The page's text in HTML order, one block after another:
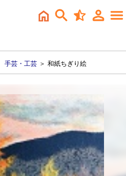
手芸・工芸 ＞ 和紙ちぎり絵